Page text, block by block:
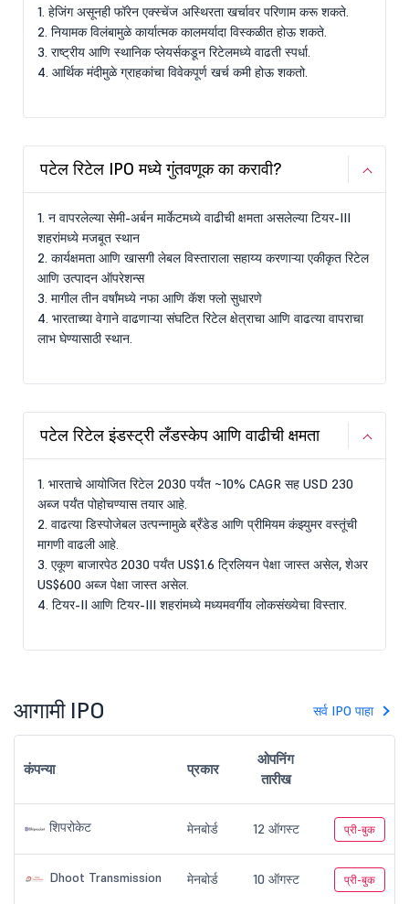
1. हेजिंग असूनही फॉरेन एक्स्चेंज अस्थिरता खर्चावर परिणाम करू शकते.
2. नियामक विलंबामुळे कार्यात्मक कालमर्यादा विस्कळीत होऊ शकते.
3. राष्ट्रीय आणि स्थानिक प्लेयर्सकडून रिटेलमध्ये वाढती स्पर्धा.
4. आर्थिक मंदीमुळे ग्राहकांचा विवेकपूर्ण खर्च कमी होऊ शकतो.
पटेल रिटेल IPO मध्ये गुंतवणूक का करावी?
1. न वापरलेल्या सेमी-अर्बन मार्केटमध्ये वाढीची क्षमता असलेल्या टियर-III
शहरांमध्ये मजबूत स्थान
2. कार्यक्षमता आणि खासगी लेबल विस्ताराला सहाय्य करणाऱ्या एकीकृत रिटेल
आणि उत्पादन ऑपरेशन्स
3. मागील तीन वर्षांमध्ये नफा आणि कॅश फ्लो सुधारणे
4. भारताच्या वेगाने वाढणाऱ्या संघटित रिटेल क्षेत्राचा आणि वाढत्या वापराचा
लाभ घेण्यासाठी स्थान.
पटेल रिटेल इंडस्ट्री लँडस्केप आणि वाढीची क्षमता
1. भारताचे आयोजित रिटेल 2030 पर्यंत ~10% CAGR सह USD 230
अब्ज पर्यंत पोहोचण्यास तयार आहे.
2. वाढत्या डिस्पोजेबल उत्पन्नामुळे ब्रँडेड आणि प्रीमियम कंझ्युमर वस्तूंची
मागणी वाढली आहे.
3. एकूण बाजारपेठ 2030 पर्यंत US$1.6 ट्रिलियन पेक्षा जास्त असेल, शेअर
US$600 अब्ज पेक्षा जास्त असेल.
4. टियर-II आणि टियर-III शहरांमध्ये मध्यमवर्गीय लोकसंख्येचा विस्तार.
आगामी IPO सर्व IPO पाहा
कंपन्या प्रकार
ओपनिंग
तारीख
शिपरोकेट मेनबोर्ड 12 ऑगस्ट प्री-बुक
Dhoot Transmission मेनबोर्ड 10 ऑगस्ट प्री-बुक